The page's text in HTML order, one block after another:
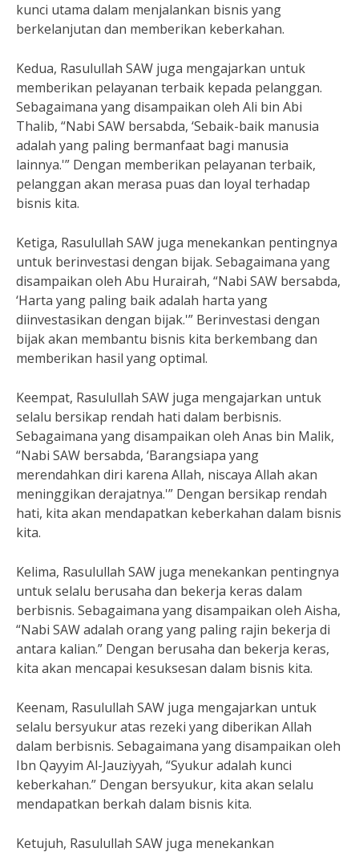
kunci utama dalam menjalankan bisnis yang
berkelanjutan dan memberikan keberkahan.
Kedua, Rasulullah SAW juga mengajarkan untuk
memberikan pelayanan terbaik kepada pelanggan.
Sebagaimana yang disampaikan oleh Ali bin Abi
Thalib, “Nabi SAW bersabda, ‘Sebaik-baik manusia
adalah yang paling bermanfaat bagi manusia
lainnya.'” Dengan memberikan pelayanan terbaik,
pelanggan akan merasa puas dan loyal terhadap
bisnis kita.
Ketiga, Rasulullah SAW juga menekankan pentingnya
untuk berinvestasi dengan bijak. Sebagaimana yang
disampaikan oleh Abu Hurairah, “Nabi SAW bersabda,
‘Harta yang paling baik adalah harta yang
diinvestasikan dengan bijak.'” Berinvestasi dengan
bijak akan membantu bisnis kita berkembang dan
memberikan hasil yang optimal.
Keempat, Rasulullah SAW juga mengajarkan untuk
selalu bersikap rendah hati dalam berbisnis.
Sebagaimana yang disampaikan oleh Anas bin Malik,
“Nabi SAW bersabda, ‘Barangsiapa yang
merendahkan diri karena Allah, niscaya Allah akan
meninggikan derajatnya.'” Dengan bersikap rendah
hati, kita akan mendapatkan keberkahan dalam bisnis
kita.
Kelima, Rasulullah SAW juga menekankan pentingnya
untuk selalu berusaha dan bekerja keras dalam
berbisnis. Sebagaimana yang disampaikan oleh Aisha,
“Nabi SAW adalah orang yang paling rajin bekerja di
antara kalian.” Dengan berusaha dan bekerja keras,
kita akan mencapai kesuksesan dalam bisnis kita.
Keenam, Rasulullah SAW juga mengajarkan untuk
selalu bersyukur atas rezeki yang diberikan Allah
dalam berbisnis. Sebagaimana yang disampaikan oleh
Ibn Qayyim Al-Jauziyyah, “Syukur adalah kunci
keberkahan.” Dengan bersyukur, kita akan selalu
mendapatkan berkah dalam bisnis kita.
Ketujuh, Rasulullah SAW juga menekankan